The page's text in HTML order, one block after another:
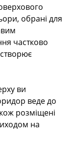
обрані для
частково
ви
веде до
розміщені
на